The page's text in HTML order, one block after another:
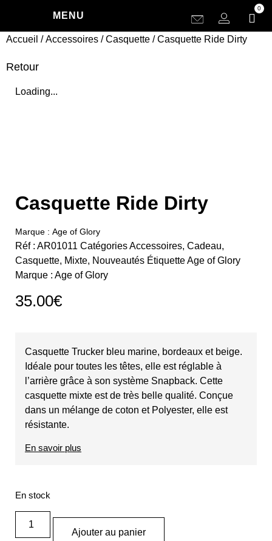
MENU
0
Accueil /Accessoires /Casquette / Casquette Ride Dirty
Retour
Loading...
Casquette Ride Dirty
Marque : Age of Glory
Réf : AR01011 CatégoriesAccessoires, Cadeau,
Casquette, Mixte, Nouveautés ÉtiquetteAge of Glory
Marque : Age of Glory
35.00€
Casquette Trucker bleu marine, bordeaux et beige.
Idéale pour toutes les têtes, elle est réglable à
l’arrière grâce à son système Snapback. Cette
casquette mixte est de très belle qualité. Conçue
dans un mélange de coton et Polyester, elle est
résistante.
En savoir plus
En stock
Ajouter au panier